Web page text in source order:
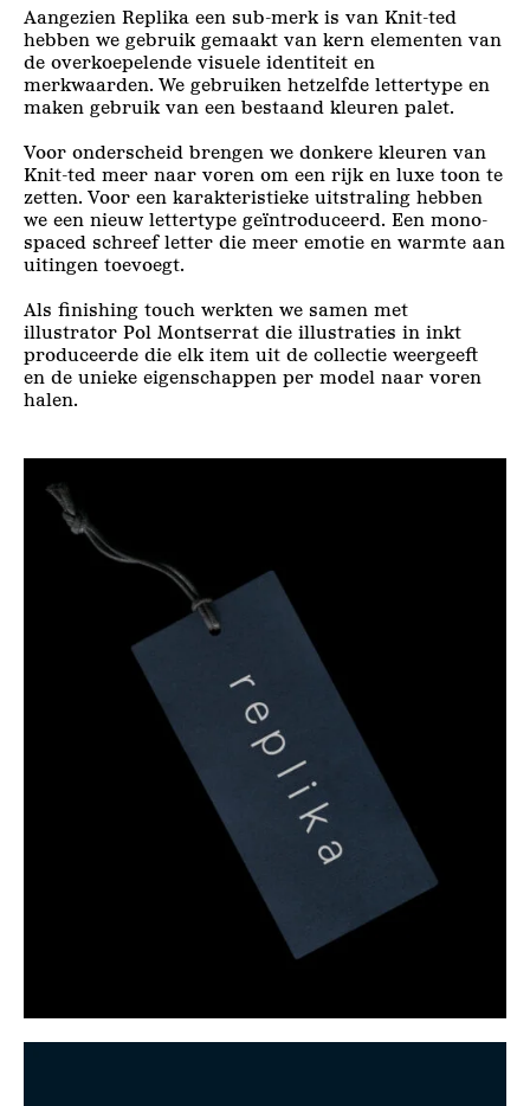
Aangezien Replika een sub-merk is van Knit-ted
hebben we gebruik gemaakt van kern elementen van
de overkoepelende visuele identiteit en
merkwaarden. We gebruiken hetzelfde lettertype en
maken gebruik van een bestaand kleuren palet.
Voor onderscheid brengen we donkere kleuren van
Knit-ted meer naar voren om een rijk en luxe toon te
zetten. Voor een karakteristieke uitstraling hebben
we een nieuw lettertype geïntroduceerd. Een mono-
spaced schreef letter die meer emotie en warmte aan
uitingen toevoegt.
Als finishing touch werkten we samen met
illustrator Pol Montserrat die illustraties in inkt
produceerde die elk item uit de collectie weergeeft
en de unieke eigenschappen per model naar voren
halen.